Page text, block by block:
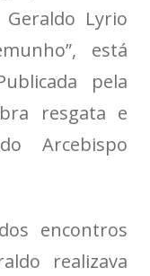
Lyrio
está
pela
resgata e
Arcebispo
encontros
realizava